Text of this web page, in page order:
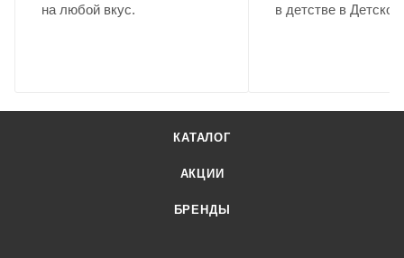
на любой вкус.
в детстве в
КАТАЛОГ
АКЦИИ
БРЕНДЫ